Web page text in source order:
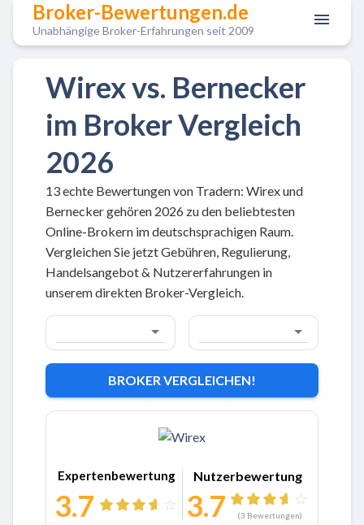
Broker-Bewertungen.de
Unabhängige Broker-Erfahrungen seit 2009
Wirex vs. Bernecker
im Broker Vergleich
2026
13 echte Bewertungen von Tradern: Wirex und
Bernecker gehören 2026 zu den beliebtesten
Online-Brokern im deutschsprachigen Raum.
Vergleichen Sie jetzt Gebühren, Regulierung,
Handelsangebot & Nutzererfahrungen in
unserem direkten Broker-Vergleich.
BROKER VERGLEICHEN!
Zu Wirex
Expertenbewertung
3.7
Nutzerbewertung
3.7 (3 Bewertungen)